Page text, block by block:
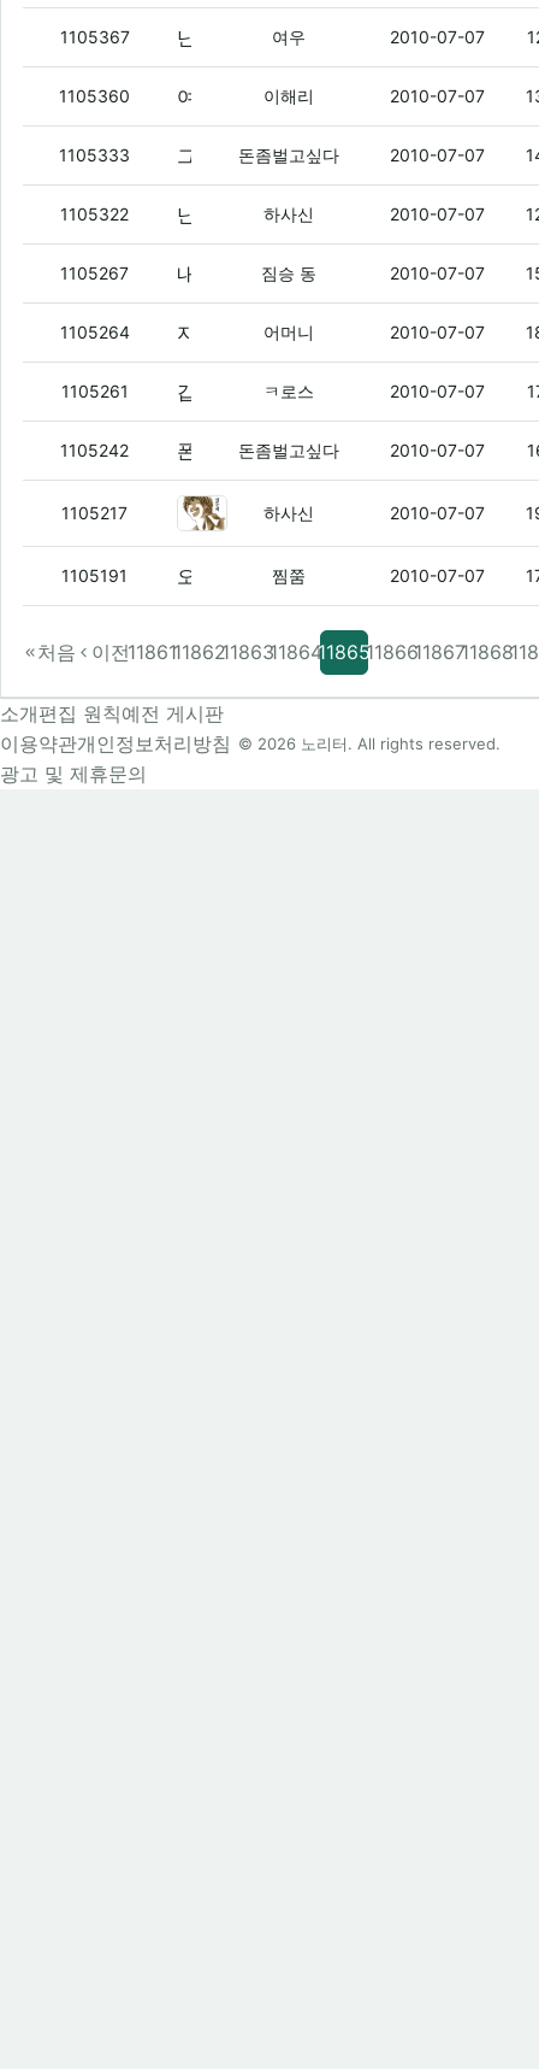
1105367 여우 2010-07-07
1105360 (1)
이해리 2010-07-07
1105333 (3)
돈좀벌고싶다 2010-07-07
1105322 (5)
하사신 2010-07-07
1105267 짐승 동 2010-07-07
1105264 어머니 2010-07-07
1105261 (3)
ㅋ로스 2010-07-07
1105242 (3)
돈좀벌고싶다 2010-07-07
1105217 실업자한테 여친은 사치라는말... (5)
하사신 2010-07-07
1105191 (3)
찜쭘 2010-07-07
처음 이전1186111862118631186411865118661186711868
소개편집 원칙예전 게시판
이용약관개인정보처리방침
광고 및 제휴문의
© 2026 노리터. All rights reserved.